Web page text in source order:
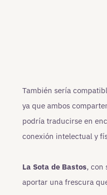
También sería
ya que ambos
podría traducirse en
conexión intelectual y
La Sota de Bastos, con
aportar una frescura